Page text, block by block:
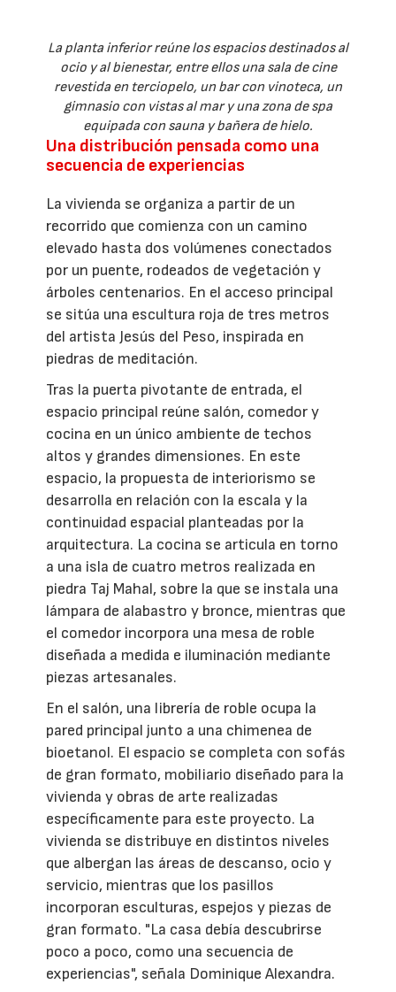
La planta inferior reúne los espacios destinados al
ocio y al bienestar, entre ellos una sala de cine
revestida en terciopelo, un bar con vinoteca, un
gimnasio con vistas al mar y una zona de spa
equipada con sauna y bañera de hielo.
Una distribución pensada como una
secuencia de experiencias
La vivienda se organiza a partir de un
recorrido que comienza con un camino
elevado hasta dos volúmenes conectados
por un puente, rodeados de vegetación y
árboles centenarios. En el acceso principal
se sitúa una escultura roja de tres metros
del artista Jesús del Peso, inspirada en
piedras de meditación.
Tras la puerta pivotante de entrada, el
espacio principal reúne salón, comedor y
cocina en un único ambiente de techos
altos y grandes dimensiones. En este
espacio, la propuesta de interiorismo se
desarrolla en relación con la escala y la
continuidad espacial planteadas por la
arquitectura. La cocina se articula en torno
a una isla de cuatro metros realizada en
piedra Taj Mahal, sobre la que se instala una
lámpara de alabastro y bronce, mientras que
el comedor incorpora una mesa de roble
diseñada a medida e iluminación mediante
piezas artesanales.
En el salón, una librería de roble ocupa la
pared principal junto a una chimenea de
bioetanol. El espacio se completa con sofás
de gran formato, mobiliario diseñado para la
vivienda y obras de arte realizadas
específicamente para este proyecto. La
vivienda se distribuye en distintos niveles
que albergan las áreas de descanso, ocio y
servicio, mientras que los pasillos
incorporan esculturas, espejos y piezas de
gran formato. "La casa debía descubrirse
poco a poco, como una secuencia de
experiencias", señala Dominique Alexandra.